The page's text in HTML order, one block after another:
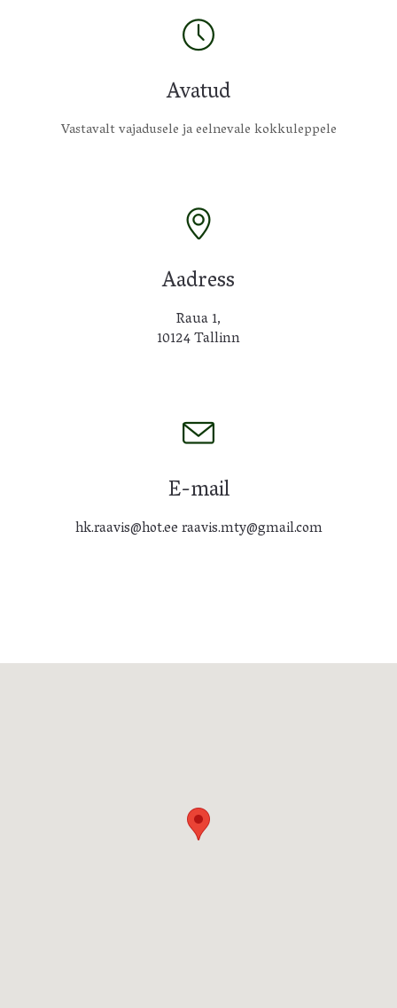
Avatud
Vastavalt vajadusele ja eelnevale kokkuleppele
Aadress
Raua 1,
10124 Tallinn
E-mail
hk.raavis@hot.ee raavis.mty@gmail.com